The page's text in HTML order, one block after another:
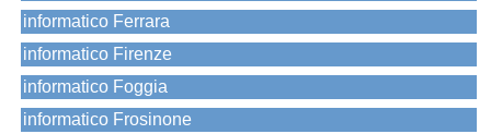
informatico Ferrara
informatico Firenze
informatico Foggia
informatico Frosinone